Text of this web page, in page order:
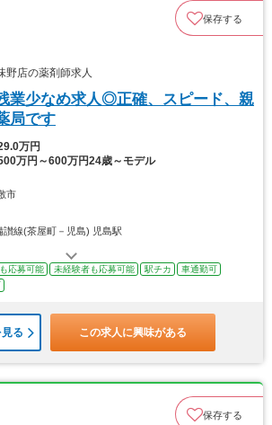
保存する
店の薬剤師求人
業少なめ求人◎正確、スピード、親
局です
万円
500万円～600万円24歳～モデル
市
讃線(茶屋町－児島) 児島駅
応募可能 未経験者も応募可能 駅チカ
車通勤可
る この求人に興味がある
保存する